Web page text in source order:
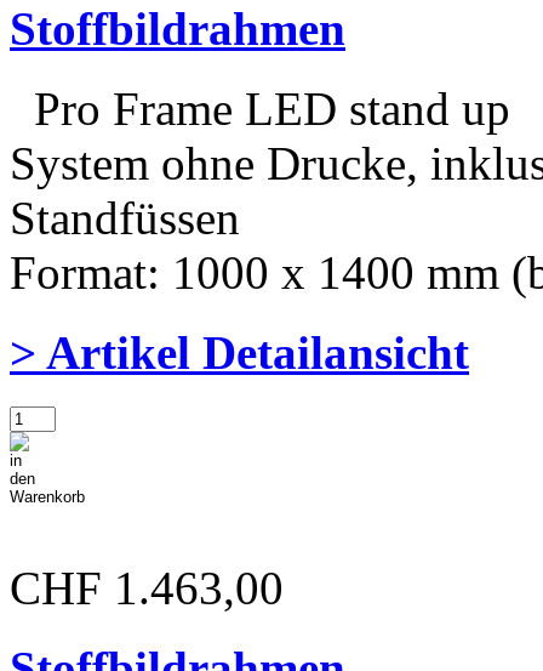
Stoffbildrahmen
Pro Frame LED stand up
System ohne Drucke,
Standfüssen
Format: 1000 x 1400 mm
> Artikel Detailansicht
CHF 1.463,00